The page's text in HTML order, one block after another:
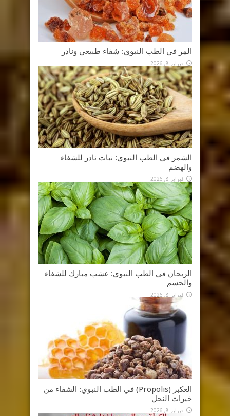
المر في الطب النبوي: شفاء طبيعي ونادر
فبراير 8, 2026
الشمر في الطب النبوي: نبات نادر للشفاء
والهضم
فبراير 8, 2026
الريحان في الطب النبوي: عشب مبارك للشفاء
والجسم
فبراير 8, 2026
العكبر (Propolis) في الطب النبوي: الشفاء من
خيرات النحل
فبراير 8, 2026